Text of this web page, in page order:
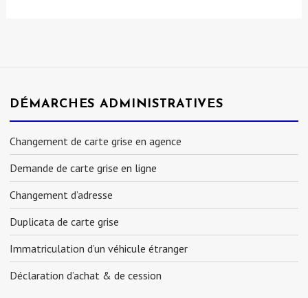
DÉMARCHES ADMINISTRATIVES
Changement de carte grise en agence
Demande de carte grise en ligne
Changement d’adresse
Duplicata de carte grise
Immatriculation d’un véhicule étranger
Déclaration d’achat & de cession